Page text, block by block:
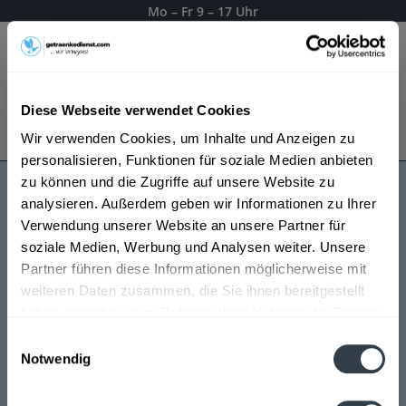
Diese Webseite verwendet Cookies
Wir verwenden Cookies, um Inhalte und Anzeigen zu
personalisieren, Funktionen für soziale Medien anbieten
zu können und die Zugriffe auf unsere Website zu
analysieren. Außerdem geben wir Informationen zu Ihrer
Verwendung unserer Website an unsere Partner für
soziale Medien, Werbung und Analysen weiter. Unsere
Partner führen diese Informationen möglicherweise mit
weiteren Daten zusammen, die Sie ihnen bereitgestellt
Notwendig
Mo – Fr 9 – 17 Uhr
Es gilt unsereDatenschutzerklärung
La Emperatriz Weine